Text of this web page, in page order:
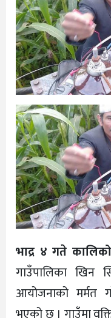
भाद्र ४ गते
गाउँपालिका
आयोजनाको मर्मत